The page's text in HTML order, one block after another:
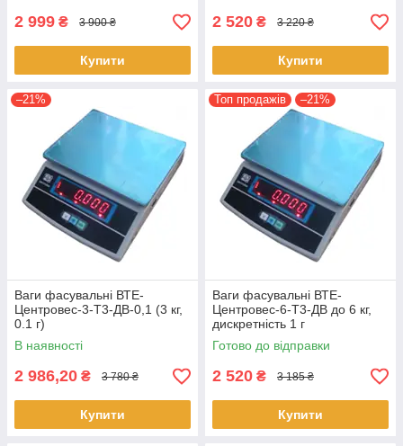
2 999 ₴ 3 900 ₴
Купити
2 520 ₴ 3 220 ₴
Купити
–21%
Ваги фасувальні ВТЕ-
Центровес-3-Т3-ДВ-0,1 (3 кг,
0.1 г)
В наявності
2 986,20 ₴ 3 780 ₴
Купити
Топ продажів –21%
Ваги фасувальні ВТЕ-
Центровес-6-Т3-ДВ до 6 кг,
дискретність 1 г
Готово до відправки
2 520 ₴ 3 185 ₴
Купити